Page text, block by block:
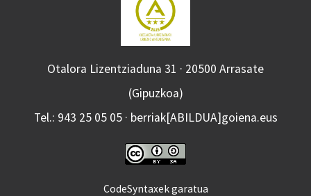
Otalora Lizentziaduna 31 · 20500 Arrasate
(Gipuzkoa)
Tel.: 943 25 05 05 · berriak[ABILDUA]goiena.eus
CodeSyntaxek garatua